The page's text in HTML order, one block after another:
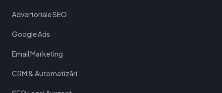
Advertoriale SEO
Google Ads
Email Marketing
CRM & Automatizări